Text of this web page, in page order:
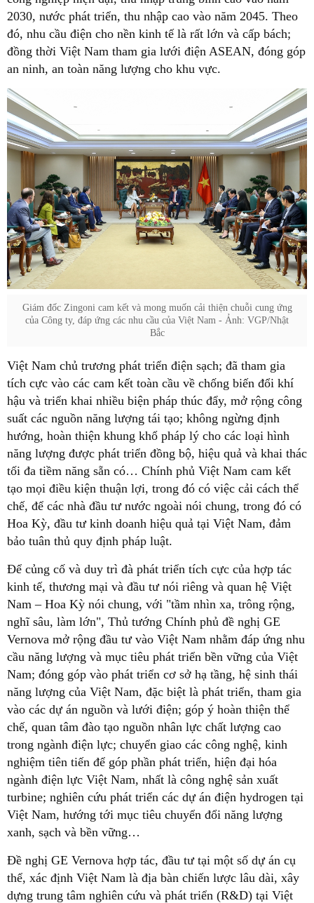
2030, nước phát triển, thu nhập cao vào năm 2045. Theo
đó, nhu cầu điện cho nền kinh tế là rất lớn và cấp bách;
đồng thời Việt Nam tham gia lưới điện ASEAN, đóng góp
an ninh, an toàn năng lượng cho khu vực.
Giám đốc Zingoni cam kết và mong muốn cải thiện chuỗi cung ứng
của Công ty, đáp ứng các nhu cầu của Việt Nam - Ảnh: VGP/Nhật
Bắc
Việt Nam chủ trương phát triển điện sạch; đã tham gia
tích cực vào các cam kết toàn cầu về chống biến đổi khí
hậu và triển khai nhiều biện pháp thúc đẩy, mở rộng công
suất các nguồn năng lượng tái tạo; không ngừng định
hướng, hoàn thiện khung khổ pháp lý cho các loại hình
năng lượng được phát triển đồng bộ, hiệu quả và khai thác
tối đa tiềm năng sẵn có… Chính phủ Việt Nam cam kết
tạo mọi điều kiện thuận lợi, trong đó có việc cải cách thể
chế, để các nhà đầu tư nước ngoài nói chung, trong đó có
Hoa Kỳ, đầu tư kinh doanh hiệu quả tại Việt Nam, đảm
bảo tuân thủ quy định pháp luật.
Để củng cố và duy trì đà phát triển tích cực của hợp tác
kinh tế, thương mại và đầu tư nói riêng và quan hệ Việt
Nam – Hoa Kỳ nói chung, với "tầm nhìn xa, trông rộng,
nghĩ sâu, làm lớn", Thủ tướng Chính phủ đề nghị GE
Vernova mở rộng đầu tư vào Việt Nam nhằm đáp ứng nhu
cầu năng lượng và mục tiêu phát triển bền vững của Việt
Nam; đóng góp vào phát triển cơ sở hạ tầng, hệ sinh thái
năng lượng của Việt Nam, đặc biệt là phát triển, tham gia
vào các dự án nguồn và lưới điện; góp ý hoàn thiện thể
chế, quan tâm đào tạo nguồn nhân lực chất lượng cao
trong ngành điện lực; chuyển giao các công nghệ, kinh
nghiệm tiên tiến để góp phần phát triển, hiện đại hóa
ngành điện lực Việt Nam, nhất là công nghệ sản xuất
turbine; nghiên cứu phát triển các dự án điện hydrogen tại
Việt Nam, hướng tới mục tiêu chuyển đổi năng lượng
xanh, sạch và bền vững…
Đề nghị GE Vernova hợp tác, đầu tư tại một số dự án cụ
thể, xác định Việt Nam là địa bàn chiến lược lâu dài, xây
dựng trung tâm nghiên cứu và phát triển (R&D) tại Việt